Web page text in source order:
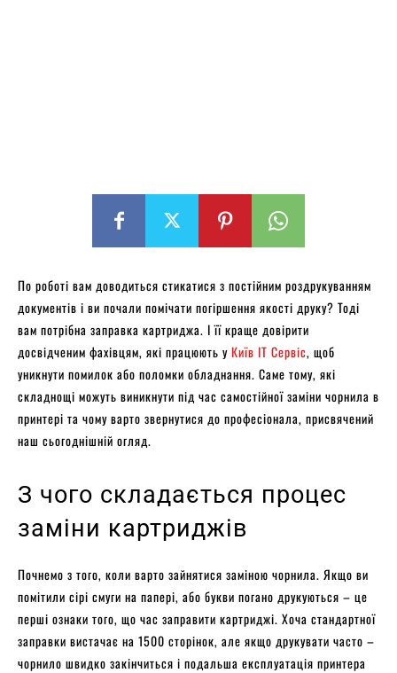
По роботі вам доводиться стикатися з постійним роздрукуванням
документів і ви почали помічати погіршення якості друку? Тоді
вам потрібна заправка картриджа. І її краще довірити
досвідченим фахівцям, які працюють уКиїв ІТ Сервіс, щоб
уникнути помилок або поломки обладнання. Саме тому, які
складнощі можуть виникнути під час самостійної заміни чорнила в
принтері та чому варто звернутися до професіонала, присвячений
наш сьогоднішній огляд.
З чого складається процес
заміни картриджів
Почнемо з того, коли варто зайнятися заміною чорнила. Якщо ви
помітили сірі смуги на папері, або букви погано друкуються – це
перші ознаки того, що час заправити картриджі. Хоча стандартної
заправки вистачає на 1500 сторінок, але якщо друкувати часто –
чорнило швидко закінчиться і подальша експлуатація принтера